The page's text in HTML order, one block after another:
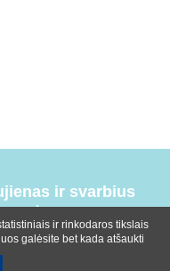
ir svarbius
ir rinkodaros tikslais
galėsite bet kada atšaukti